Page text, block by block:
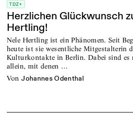
TDZ+
Herzlichen Glückwunsch
Hertling!
Nele Hertling ist ein Phänomen. Seit
heute ist sie wesentliche Mitgestalterin
Kulturkontakte in Berlin. Dabei sind es
allein, mit denen …
von Johannes Odenthal